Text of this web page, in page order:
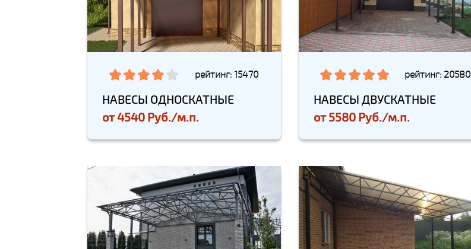
рейтинг: 15470
НАВЕСЫ ОДНОСКАТНЫЕ
от4540 Руб./м.п.
рейтинг: 20580
НАВЕСЫ ДВУСКАТНЫЕ
от5580 Руб./м.п.